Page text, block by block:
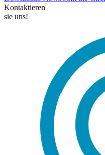
Kontaktieren
sie uns!